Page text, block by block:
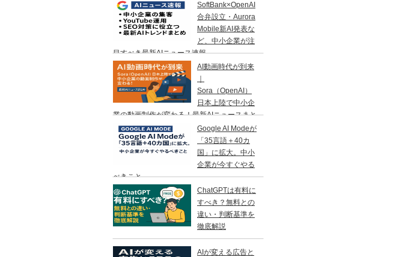
SoftBank×OpenAI
合弁設立・Aurora
Mobile新AI発表な
ど、中小企業が注
目すべき最新AIニュース速報
AI動画時代が到来
Sora（OpenAI）
日本上陸で中小企
業の動画制作が変わる！最新AIニュースまと
め
Google AI Modeが
「35言語＋40カ
国」に拡大。中小
企業が今すぐやる
べきこと
ChatGPTは有料に
すべき？無料との
違い・判断基準を
徹底解説
AIが変える広告と